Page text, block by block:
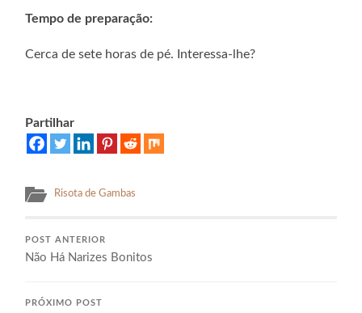
Tempo de preparação:
Cerca de sete horas de pé. Interessa-lhe?
Partilhar
Risota de Gambas
POST ANTERIOR
Não Há Narizes Bonitos
PRÓXIMO POST